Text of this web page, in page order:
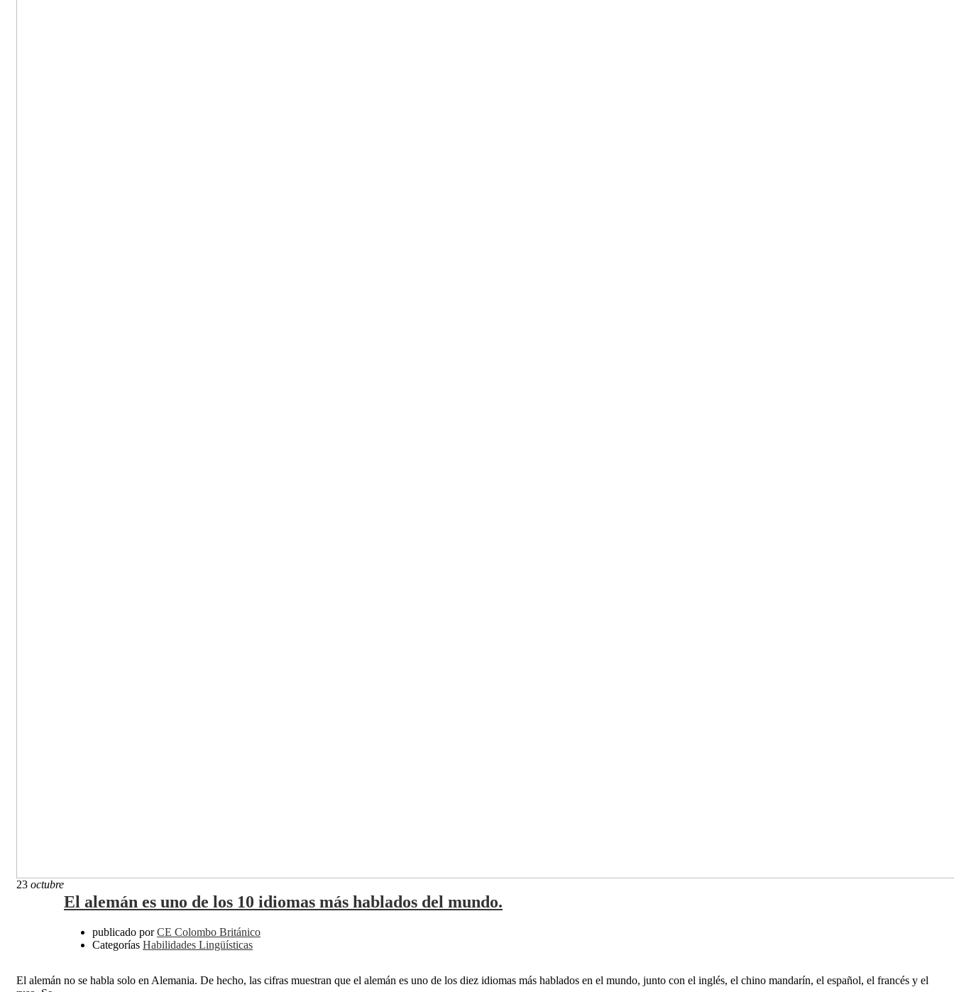
23 octubre
El alemán es uno de los 10 idiomas más hablados del mundo.
publicado por CE Colombo Británico
Categorías Habilidades Lingüísticas
El alemán no se habla solo en Alemania. De hecho, las cifras muestran que el alemán es uno de los diez idiomas más hablados en el mundo, junto con el inglés, el chino mandarín, el español, el francés y el